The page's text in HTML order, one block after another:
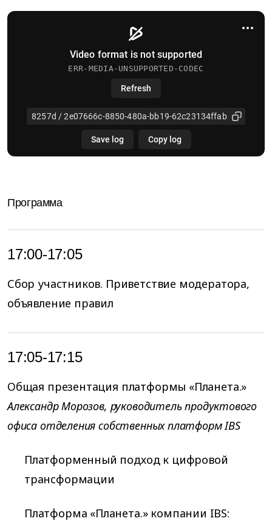
Программа
17:00-17:05
Сбор участников. Приветствие модератора,
объявление правил
17:05-17:15
Общая презентация платформы «Планета.»
Александр Морозов, руководитель продуктового
офиса отделения собственных платформ IBS
Платформенный подход к цифровой
трансформации
Платформа «Планета.» компании IBS: